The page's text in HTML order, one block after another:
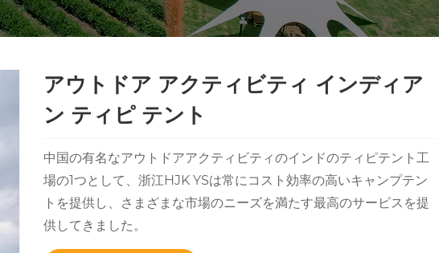
アウトドア アクティビティ インディア
ン ティピ テント
中国の有名なアウトドアアクティビティのインドのティピテント工
場の1つとして、浙江HJK YSは常にコスト効率の高いキャンプテン
トを提供し、さまざまな市場のニーズを満たす最高のサービスを提
供してきました。